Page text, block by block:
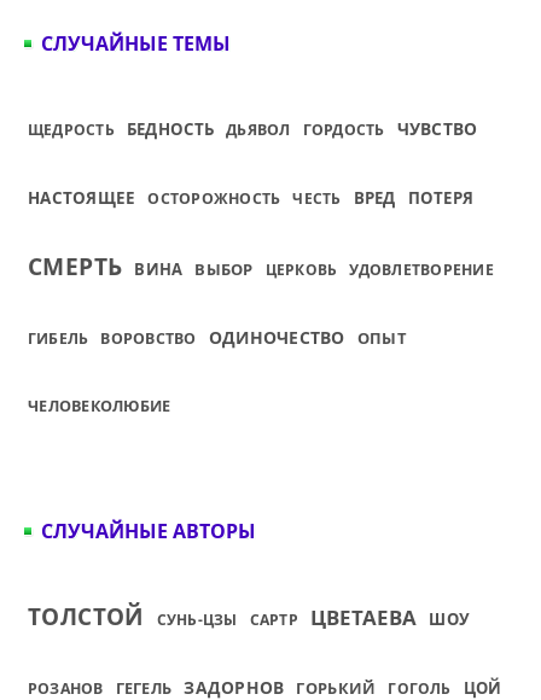
СЛУЧАЙНЫЕ ТЕМЫ
ЩЕДРОСТЬ БЕДНОСТЬ ДЬЯВОЛ ГОРДОСТЬ ЧУВСТВО
НАСТОЯЩЕЕ ОСТОРОЖНОСТЬ ЧЕСТЬ ВРЕД ПОТЕРЯ
СМЕРТЬ ВИНА ВЫБОР ЦЕРКОВЬ УДОВЛЕТВОРЕНИЕ
ГИБЕЛЬ ВОРОВСТВО ОДИНОЧЕСТВО ОПЫТ
ЧЕЛОВЕКОЛЮБИЕ
СЛУЧАЙНЫЕ АВТОРЫ
ТОЛСТОЙ СУНЬ-ЦЗЫ САРТР ЦВЕТАЕВА ШОУ
РОЗАНОВ ГЕГЕЛЬ ЗАДОРНОВ ГОРЬКИЙ ГОГОЛЬ ЦОЙ